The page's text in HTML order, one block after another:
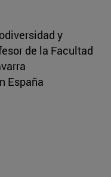
y
de la Facultad
España